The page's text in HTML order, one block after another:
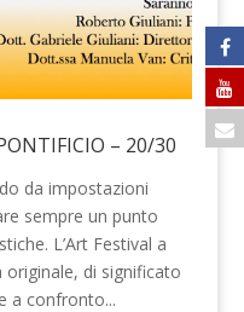
– 20/30
da impostazioni
sempre un punto
L’Art Festival a
originale, di significato
a confronto...